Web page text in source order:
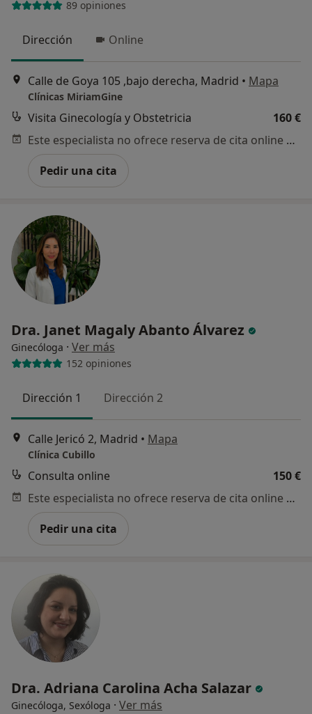
89 opiniones
Dirección Online
Calle de Goya 105 ,bajo derecha, Madrid • Mapa
Clínicas MiriamGine
Visita Ginecología y Obstetricia
160 €
Este especialista no ofrece reserva de cita online en esta dirección.
Pedir una cita
Dra. Janet Magaly Abanto Álvarez
Ginecóloga · Ver más
152 opiniones
Dirección 1 Dirección 2
Calle Jericó 2, Madrid • Mapa
Clínica Cubillo
Consulta online
150 €
Este especialista no ofrece reserva de cita online en esta dirección.
Pedir una cita
Dra. Adriana Carolina Acha Salazar
Ginecóloga, Sexóloga · Ver más